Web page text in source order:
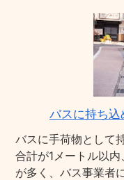
バスに持ち
バスに手荷物として
合計が1メートル以
が多く、バス事業者